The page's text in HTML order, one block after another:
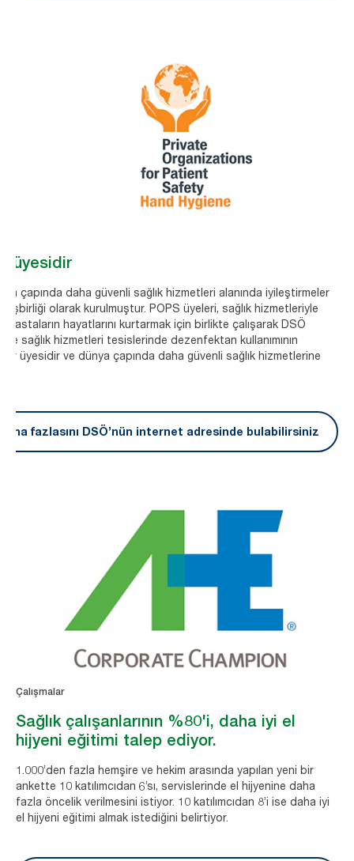
üyesidir
çapında daha güvenli sağlık hizmetleri alanında iyileştirmeler
işbirliği olarak kurulmuştur. POPS üyeleri, sağlık hizmetleriyle
hayatlarını kurtarmak için birlikte çalışarak DSÖ
sağlık hizmetleri tesislerinde dezenfektan kullanımının
üyesidir ve dünya çapında daha güvenli sağlık hizmetlerine
fazlasını DSÖ’nün internet adresinde bulabilirsiniz
Çalışmalar
Sağlık çalışanlarının %80'i, daha iyi el
hijyeni eğitimi talep ediyor.
1.000’den fazla hemşire ve hekim arasında yapılan yeni bir
ankette 10 katılımcıdan 6’sı, servislerinde el hijyenine daha
fazla öncelik verilmesini istiyor. 10 katılımcıdan 8’i ise daha iyi
el hijyeni eğitimi almak istediğini belirtiyor.